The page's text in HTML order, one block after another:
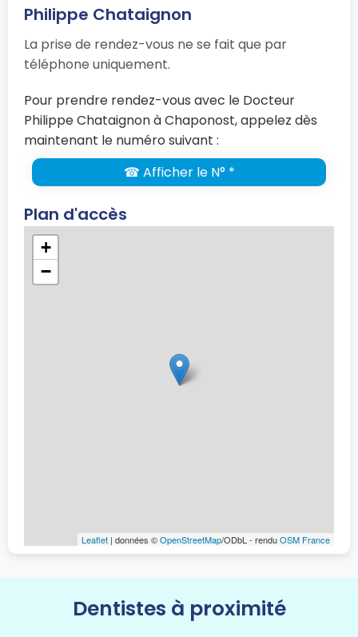
Philippe Chataignon
La prise de rendez-vous ne se fait que par
téléphone uniquement.
Pour prendre rendez-vous avec le Docteur
Philippe Chataignon à Chaponost, appelez dès
maintenant le numéro suivant :
☎ Afficher le N° *
Plan d'accès
+
−
Leaflet | données ©OpenStreetMap/ODbL - renduOSM France
Dentistes à proximité